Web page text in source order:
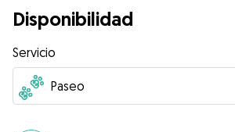
Disponibilidad
Servicio